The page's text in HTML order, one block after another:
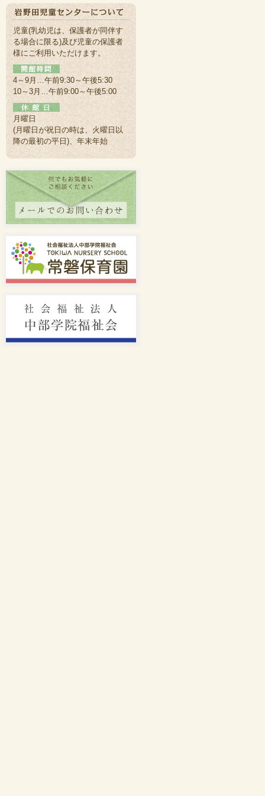
児童(乳幼児は、保護者が同伴す
る場合に限る)及び児童の保護者
様にご利用いただけます。
4～9月…午前9:30～午後5:30
10～3月…午前9:00～午後5:00
月曜日
(月曜日が祝日の時は、火曜日以
降の最初の平日)、年末年始